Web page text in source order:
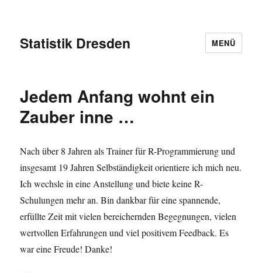
Statistik Dresden MENÜ
Statistik-
Blog
Jedem Anfang wohnt ein
Zauber inne …
Nach über 8 Jahren als Trainer für R-Programmierung und
insgesamt 19 Jahren Selbständigkeit orientiere ich mich neu.
Ich wechsle in eine Anstellung und biete keine R-
Schulungen mehr an. Bin dankbar für eine spannende,
erfüllte Zeit mit vielen bereichernden Begegnungen, vielen
wertvollen Erfahrungen und viel positivem Feedback. Es
war eine Freude! Danke!